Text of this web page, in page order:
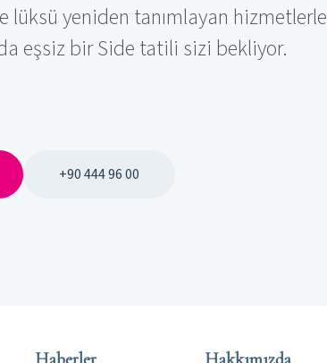
lüksü yeniden tanımlayan hizmetlerle
eşsiz bir Side tatili sizi bekliyor.
+90 444 96 00